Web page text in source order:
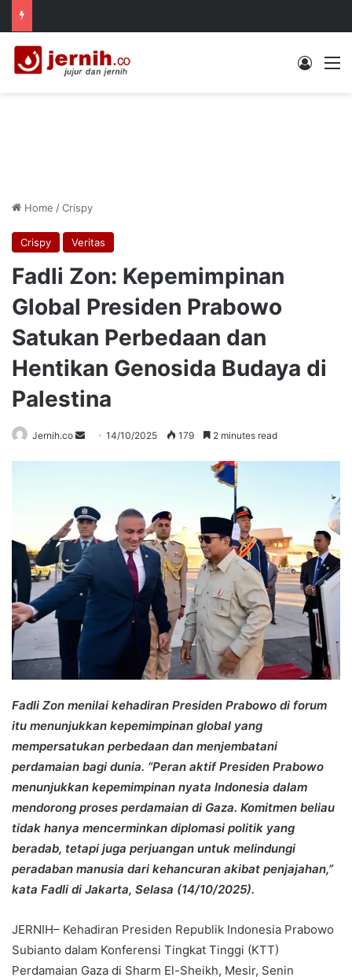
Log In
Home /Crispy
Crispy Veritas
Fadli Zon: Kepemimpinan
Global Presiden Prabowo
Satukan Perbedaan dan
Hentikan Genosida Budaya di
Palestina
Jernih.co
Send14/10/2025 179 2 minutes read
Fadli Zon menilai kehadiran Presiden Prabowo di forum
itu menunjukkan kepemimpinan global yang
mempersatukan perbedaan dan menjembatani
perdamaian bagi dunia. “Peran aktif Presiden Prabowo
menunjukkan kepemimpinan nyata Indonesia dalam
mendorong proses perdamaian di Gaza. Komitmen beliau
tidak hanya mencerminkan diplomasi politik yang
beradab, tetapi juga perjuangan untuk melindungi
peradaban manusia dari kehancuran akibat penjajahan,”
kata Fadli di Jakarta, Selasa (14/10/2025).
JERNIH– Kehadiran Presiden Republik Indonesia Prabowo
Subianto dalam Konferensi Tingkat Tinggi (KTT)
Perdamaian Gaza di Sharm El-Sheikh, Mesir, Senin